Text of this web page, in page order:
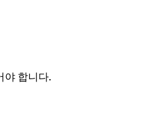
야 합니다.